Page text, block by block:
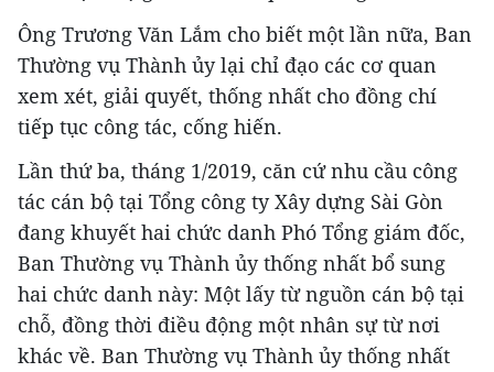
Ông Trương Văn Lắm cho biết một lần nữa, Ban
Thường vụ Thành ủy lại chỉ đạo các cơ quan
xem xét, giải quyết, thống nhất cho đồng chí
tiếp tục công tác, cống hiến.
Lần thứ ba, tháng 1/2019, căn cứ nhu cầu công
tác cán bộ tại Tổng công ty Xây dựng Sài Gòn
đang khuyết hai chức danh Phó Tổng giám đốc,
Ban Thường vụ Thành ủy thống nhất bổ sung
hai chức danh này: Một lấy từ nguồn cán bộ tại
chỗ, đồng thời điều động một nhân sự từ nơi
khác về. Ban Thường vụ Thành ủy thống nhất